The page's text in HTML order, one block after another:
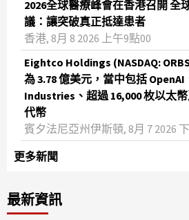
2026全球醫療峰會在香港召開 全
議：讓突破真正抵達患者
香港, 8月 8 2026 上午9點00
Eightco Holdings (NASDAQ:
為 3.78 億美元，當中包括
Industries、超過 16,000 枚以太幣
代幣
賓夕法尼亞州伊斯頓, 8月 7 2026
更多新聞
最新資訊